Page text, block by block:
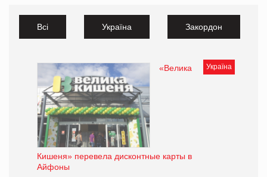
Всі Україна Закордон
Україна
«Велика
Кишеня» перевела дисконтные карты в
Айфоны